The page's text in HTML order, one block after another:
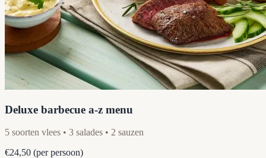
Deluxe barbecue a-z menu
5 soorten vlees • 3 salades • 2 sauzen
€24,50 (per persoon)